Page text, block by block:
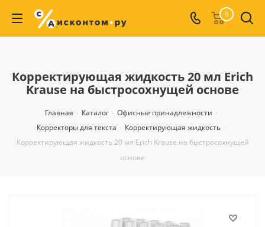
0
Корректирующая жидкость 20 мл Erich
Krause на быстросохнущей основе
Главная - Каталог - Офисные принадлежности -
Корректоры для текста - Корректирующая жидкость -
Корректирующая жидкость 20 мл Erich Krause на быстросохнущей
основе